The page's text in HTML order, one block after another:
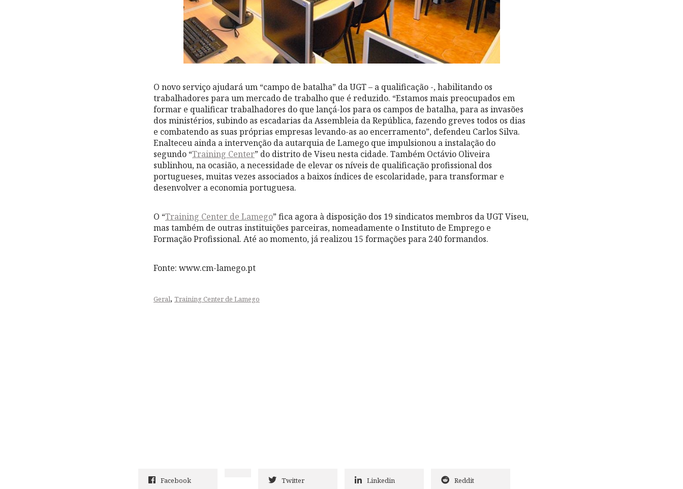
O novo serviço ajudará um “campo de batalha” da UGT – a qualificação -, habilitando os
trabalhadores para um mercado de trabalho que é reduzido. “Estamos mais preocupados em
formar e qualificar trabalhadores do que lançá-los para os campos de batalha, para as invasões
dos ministérios, subindo as escadarias da Assembleia da República, fazendo greves todos os dias
e combatendo as suas próprias empresas levando-as ao encerramento”, defendeu Carlos Silva.
Enalteceu ainda a intervenção da autarquia de Lamego que impulsionou a instalação do
segundo “Training Center” do distrito de Viseu nesta cidade. Também Octávio Oliveira
sublinhou, na ocasião, a necessidade de elevar os níveis de qualificação profissional dos
portugueses, muitas vezes associados a baixos índices de escolaridade, para transformar e
desenvolver a economia portuguesa.
O “Training Center de Lamego” fica agora à disposição dos 19 sindicatos membros da UGT Viseu,
mas também de outras instituições parceiras, nomeadamente o Instituto de Emprego e
Formação Profissional. Até ao momento, já realizou 15 formações para 240 formandos.
Fonte: www.cm-lamego.pt
Geral, Training Center de Lamego
Facebook Twitter Linkedin Reddit